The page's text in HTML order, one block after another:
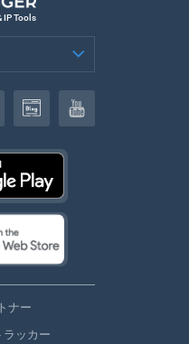
IP Tools
ナー
ラッカー